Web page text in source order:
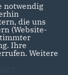
notwendig
die uns
(Website-
Ihre
Weitere